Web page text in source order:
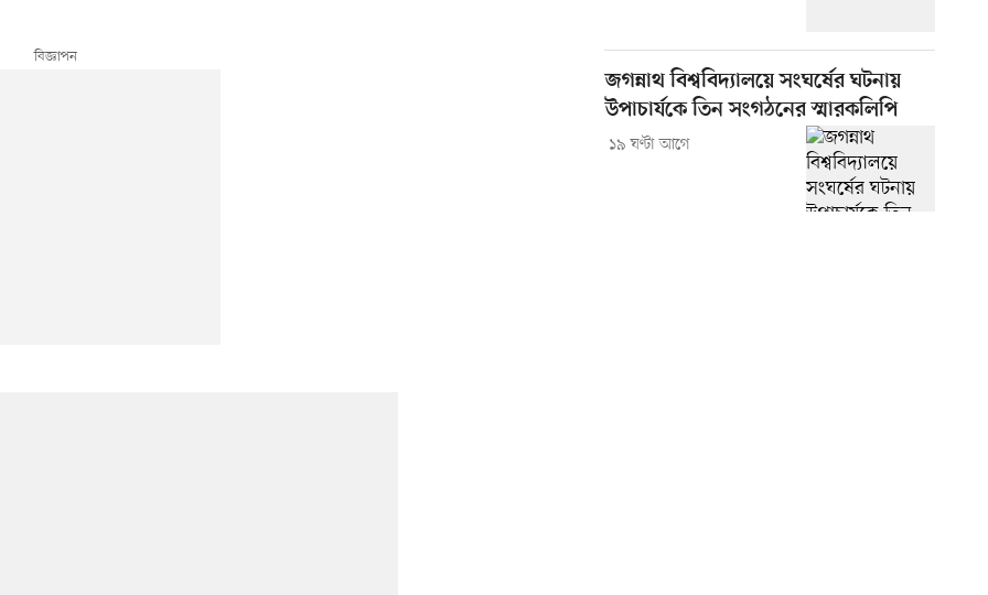
জগন্নাথ বিশ্ববিদ্যালয়ে সংঘর্ষের ঘটনায়
উপাচার্যকে তিন সংগঠনের স্মারকলিপি
১৯ ঘণ্টা আগে